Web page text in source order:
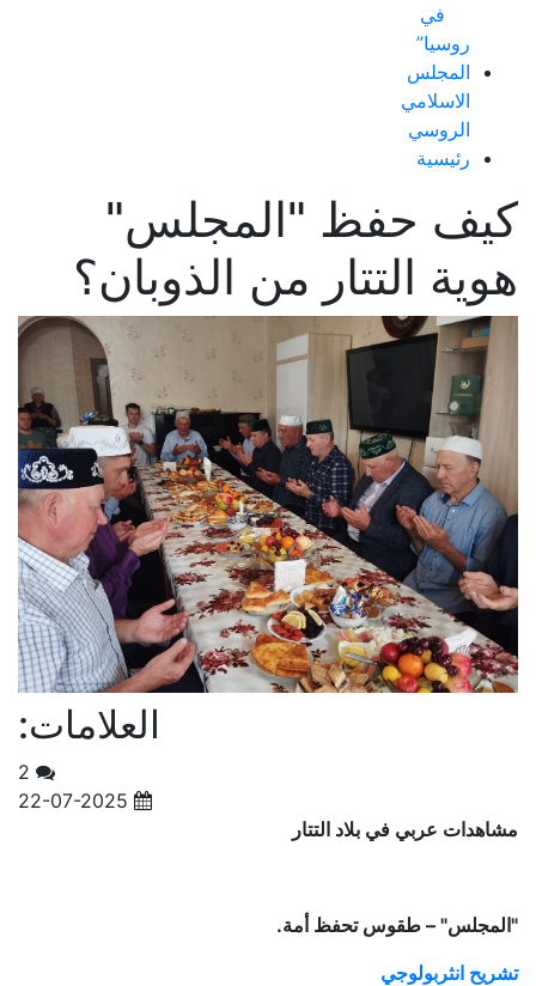
في
روسيا”
المجلس
الاسلامي
الروسي
رئيسية
كيف حفظ "المجلس"
هوية التتار من الذوبان؟
العلامات:
2
22-07-2025
مشاهدات عربي في بلاد التتار
"المجلس" – طقوس تحفظ أمة.
تشريح انثربولوجي